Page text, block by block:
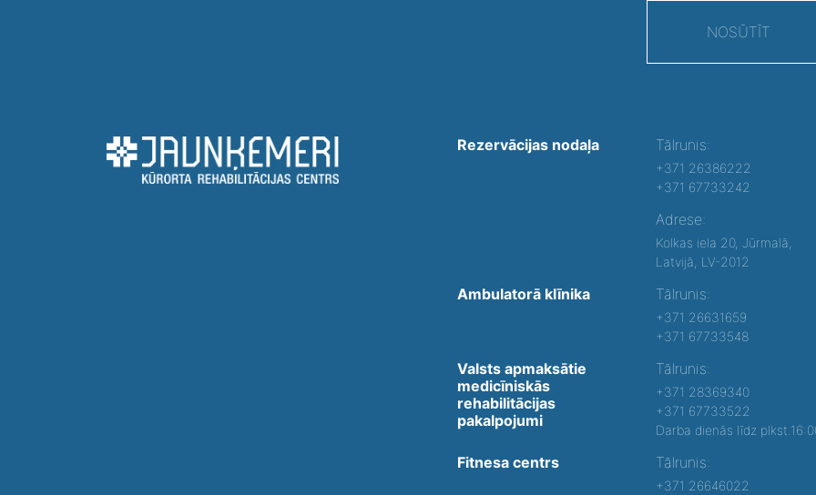
NOSŪTĪT
Rezervācijas nodaļa Tālrunis:
+371 26386222
+371 67733242
Adrese:
Kolkas iela 20, Jūrmalā,
Latvijā, LV-2012
Ambulatorā klīnika Tālrunis:
+371 26631659
+371 67733548
Valsts apmaksātie
medicīniskās
rehabilitācijas
pakalpojumi
Tālrunis:
+371 28369340
+371 67733522
Darba dienās līdz
Fitnesa centrs Tālrunis:
+371 26646022